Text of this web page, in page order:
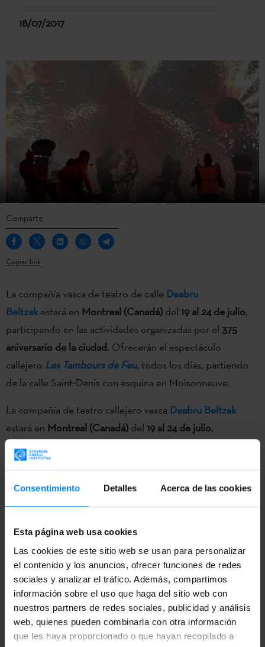
Consentimiento Detalles Acerca de las cookies
Esta página web usa cookies
Las cookies de este sitio web se usan para personalizar
el contenido y los anuncios, ofrecer funciones de redes
sociales y analizar el tráfico. Además, compartimos
información sobre el uso que haga del sitio web con
nuestros partners de redes sociales, publicidad y análisis
web, quienes pueden combinarla con otra información
que les haya proporcionado o que hayan recopilado a
18/07/2017
Comparte
Copiar link
La compañía vasca de teatro de calle Deabru
Beltzak estará en Montreal (Canadá) del 19 al 24 de julio,
participando en las actividades organizadas por el 375
aniversario de la ciudad. Ofrecerán el espectáculo
callejero Les Tambours de Feu, todos los días, partiendo
de la calle Saint-Denis con esquina en Moisonneuve.
La compañía de teatro callejero vasca Deabru Beltzak
estará en Montreal (Canadá) del 19 al 24 de julio,
participando en las actividades organizadas por el
aniversario de la ciudad
El espectáculo fusiona
música en directo, pirotecnia y
en la provocación, en el último trabajo de Deabru Beltzak
los tambores vibran para iluminar las calles. La compañía
nació en 1996 de la mano de actores de diferentes
compañías de teatro vascas y desde entonces han creado
10 espectáculos.